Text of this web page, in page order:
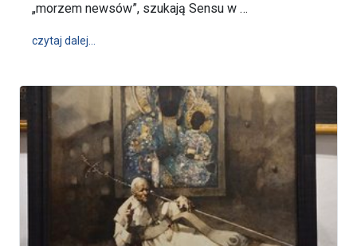
„morzem newsów”, szukają Sensu w …
czytaj dalej…